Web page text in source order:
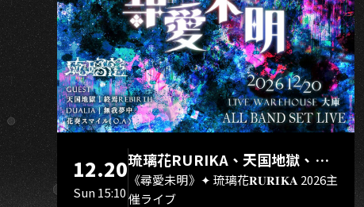
12.20
Sun 15:10
琉璃花RURIKA、天国地獄、終
焉Rebirth、DUALIA、無我夢
《尋愛未明》✦ 琉璃花𝐑𝐔𝐑𝐈𝐊𝐀 2026主
催ライブ